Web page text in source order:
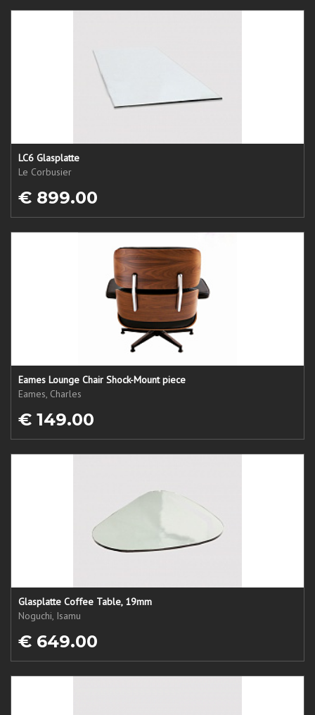
LC6 Glasplatte
Le Corbusier
€ 899.00
Eames Lounge Chair Shock-Mount piece
Eames, Charles
€ 149.00
Glasplatte Coffee Table, 19mm
Noguchi, Isamu
€ 649.00